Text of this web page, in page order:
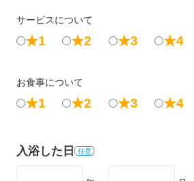
サービスについて
★1 ★2 ★3 ★4
お食事について
★1 ★2 ★3 ★4
入浴した日 任意